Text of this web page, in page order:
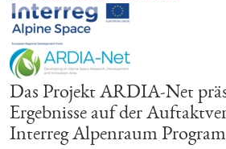
Das Projekt ARDIA-Net
Ergebnisse auf der
Interreg Alpenraum